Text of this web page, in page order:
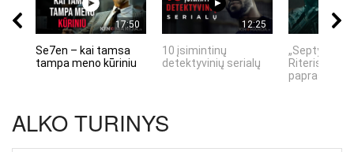
17:50
Se7en – kai tamsa
tampa meno kūriniu
12:25
10 įsimintinų
detektyvinių serialų
„Septynių
Riteris" – kai
ALKO TURINYS